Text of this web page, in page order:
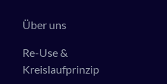
Über uns
Re-Use &
Kreislaufprinzip